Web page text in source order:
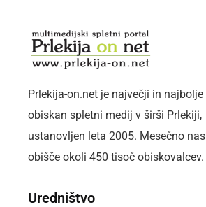
PETEK, 7. AVGUST 2026 Sledite nam:
Prlekija-on.net je največji in najbolje
obiskan spletni medij v širši Prlekiji,
ustanovljen leta 2005. Mesečno nas
obišče okoli 450 tisoč obiskovalcev.
Uredništvo